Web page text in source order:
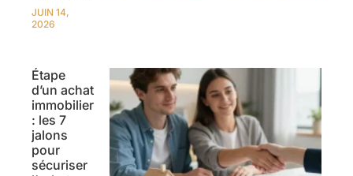
JUIN 14,
2026
Étape
d’un achat
immobilier
: les 7
jalons
pour
sécuriser